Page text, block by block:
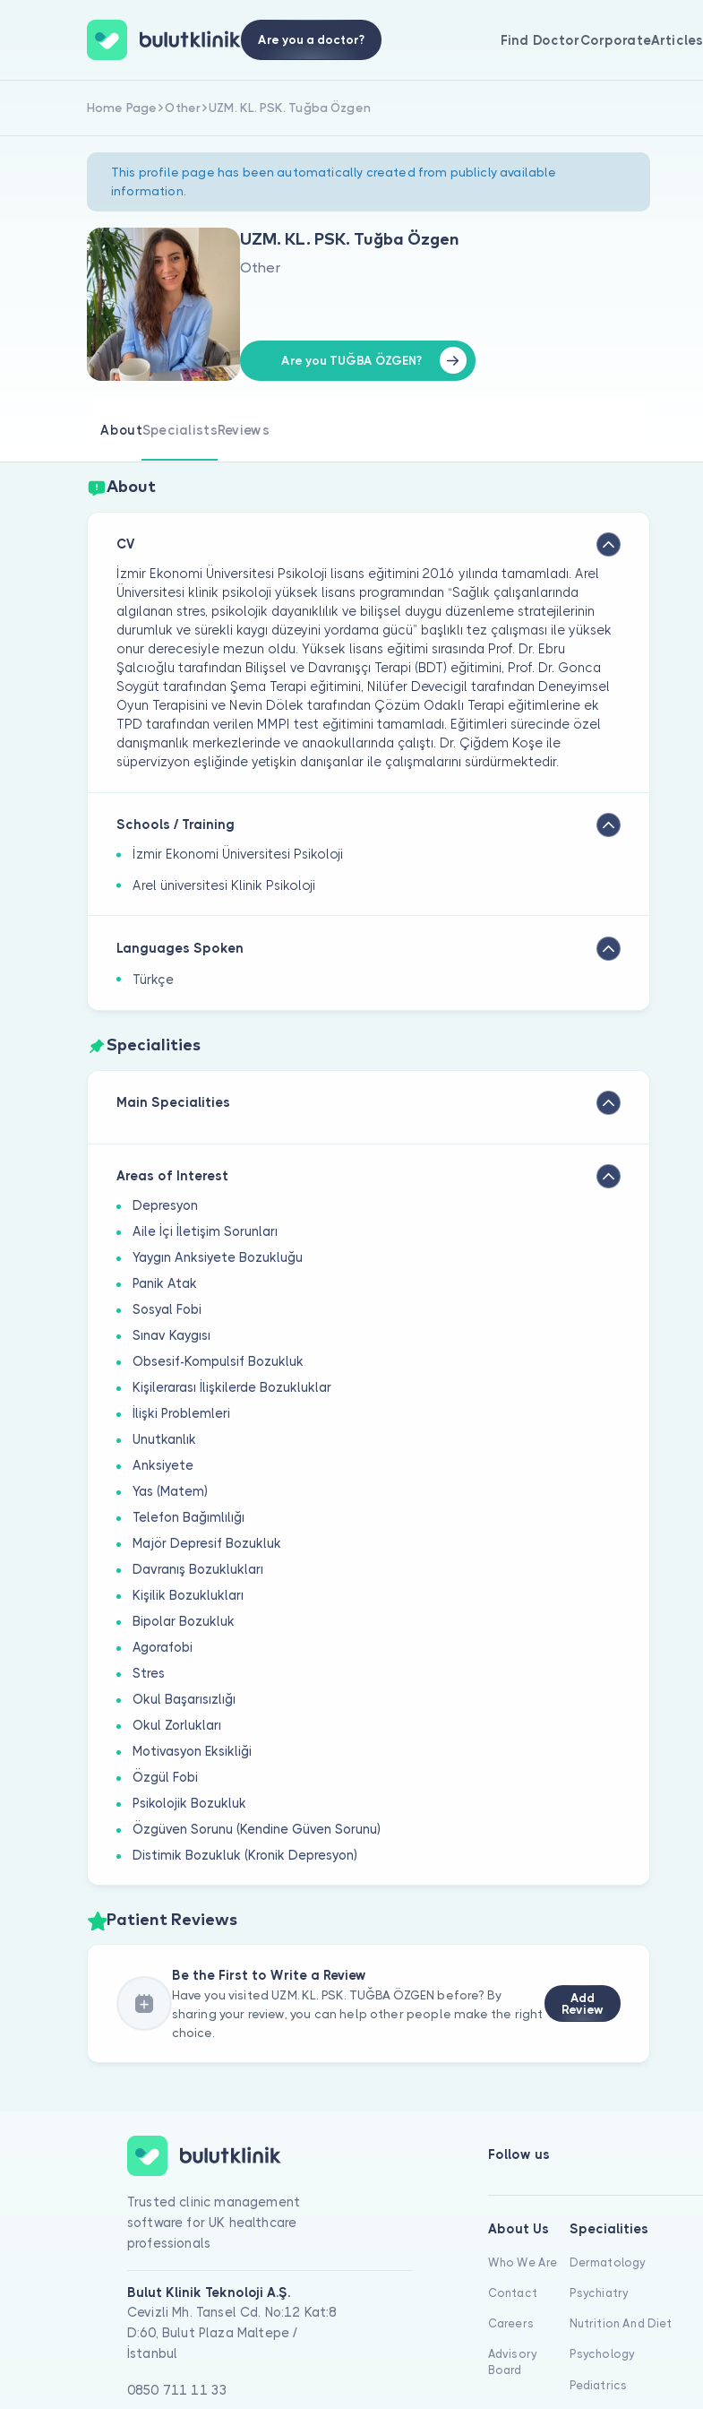
Are you a doctor? Find DoctorCorporateArticles
Home Page Other UZM. KL. PSK. Tuğba Özgen
This profile page has been automatically created from publicly available
information.
UZM. KL. PSK. Tuğba Özgen
Other
Are you TUĞBA ÖZGEN?
AboutSpecialistsReviews
About
CV
İzmir Ekonomi Üniversitesi Psikoloji lisans eğitimini 2016 yılında tamamladı. Arel
Üniversitesi klinik psikoloji yüksek lisans programından “Sağlık çalışanlarında
algılanan stres, psikolojik dayanıklılık ve bilişsel duygu düzenleme stratejilerinin
durumluk ve sürekli kaygı düzeyini yordama gücü” başlıklı tez çalışması ile yüksek
onur derecesiyle mezun oldu. Yüksek lisans eğitimi sırasında Prof. Dr. Ebru
Şalcıoğlu tarafından Bilişsel ve Davranışçı Terapi (BDT) eğitimini, Prof. Dr. Gonca
Soygüt tarafından Şema Terapi eğitimini, Nilüfer Devecigil tarafından Deneyimsel
Oyun Terapisini ve Nevin Dölek tarafından Çözüm Odaklı Terapi eğitimlerine ek
TPD tarafından verilen MMPI test eğitimini tamamladı. Eğitimleri sürecinde özel
danışmanlık merkezlerinde ve anaokullarında çalıştı. Dr. Çiğdem Koşe ile
süpervizyon eşliğinde yetişkin danışanlar ile çalışmalarını sürdürmektedir.
Schools / Training
İzmir Ekonomi Üniversitesi Psikoloji
Arel üniversitesi Klinik Psikoloji
Languages Spoken
Türkçe
Specialities
Main Specialities
Areas of Interest
Depresyon
Aile İçi İletişim Sorunları
Yaygın Anksiyete Bozukluğu
Panik Atak
Sosyal Fobi
Sınav Kaygısı
Obsesif-Kompulsif Bozukluk
Kişilerarası İlişkilerde Bozukluklar
İlişki Problemleri
Unutkanlık
Anksiyete
Yas (Matem)
Telefon Bağımlılığı
Majör Depresif Bozukluk
Davranış Bozuklukları
Kişilik Bozuklukları
Bipolar Bozukluk
Agorafobi
Stres
Okul Başarısızlığı
Okul Zorlukları
Motivasyon Eksikliği
Özgül Fobi
Psikolojik Bozukluk
Özgüven Sorunu (Kendine Güven Sorunu)
Distimik Bozukluk (Kronik Depresyon)
Patient Reviews
Be the First to Write a Review
Have you visited UZM. KL. PSK. TUĞBA ÖZGEN before? By
sharing your review, you can help other people make the right
choice.
Add
Review
Trusted clinic management
software for UK healthcare
professionals
Bulut Klinik Teknoloji A.Ş.
Cevizli Mh. Tansel Cd. No:12 Kat:8
D:60, Bulut Plaza Maltepe /
İstanbul
0850 711 11 33
Follow us
About Us
Who We Are
Contact
Careers
Advisory
Board
Specialities
Dermatology
Psychiatry
Nutrition And Diet
Psychology
Pediatrics